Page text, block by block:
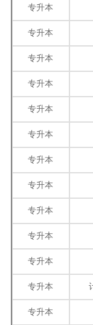
专升本
专升本
专升本
专升本
专升本
专升本
专升本
专升本
专升本
专升本
专升本
专升本
专升本